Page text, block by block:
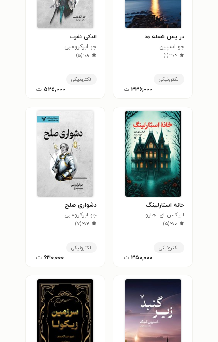
در پس شعله ها
جو اسپین
۳٫۰(۱)
الکترونیکی
۳۳۶,۰۰۰ ت
اندکی نفرت
جو ابرکرومبی
۱٫۸(۵)
الکترونیکی
۵۲۵,۰۰۰ ت
خانه استارلینگ
الیکس ای. هارو
۲٫۰(۵)
الکترونیکی
۳۵۰,۰۰۰ ت
دشواری صلح
جو ابرکرومبی
۲٫۷(۷)
الکترونیکی
۶۳۰,۰۰۰ ت